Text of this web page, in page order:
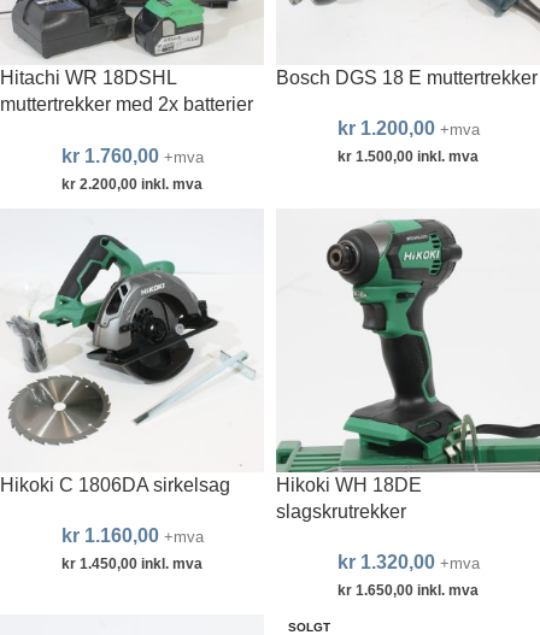
Hitachi WR 18DSHL
muttertrekker med 2x batterier
kr1.760,00 +mva
kr2.200,00inkl. mva
Bosch DGS 18 E muttertrekker
kr1.200,00 +mva
kr1.500,00inkl. mva
Hikoki C 1806DA sirkelsag
kr1.160,00 +mva
kr1.450,00inkl. mva
Hikoki WH 18DE
slagskrutrekker
kr1.320,00 +mva
kr1.650,00inkl. mva
SOLGT